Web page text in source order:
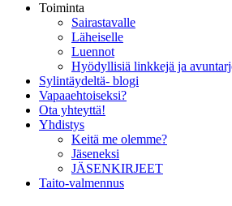
Toiminta
Sairastavalle
Läheiselle
Luennot
Hyödyllisiä linkkejä ja
Sylintäydeltä- blogi
Vapaaehtoiseksi?
Ota yhteyttä!
Yhdistys
Keitä me olemme?
Jäseneksi
JÄSENKIRJEET
Taito-valmennus